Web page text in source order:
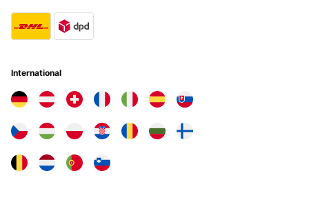
Traduire
International